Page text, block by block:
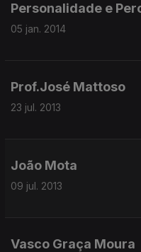
Personalidade e
05 jan. 2014
Prof.José Mattoso
23 jul. 2013
João Mota
09 jul. 2013
Vasco Graça Moura